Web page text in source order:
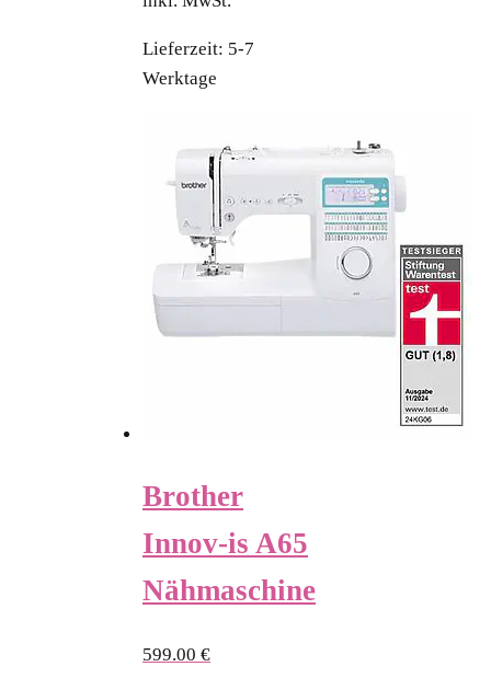
Lieferzeit: 5-7
Werktage
Brother
Innov-is A65
Nähmaschine
599.00 €